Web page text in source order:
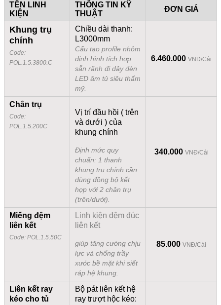
TÊN LINH
KIỆN
THÔNG TIN KỸ
THUẬT
ĐƠN GIÁ
Khung trụ
chính
Code:
POL.1.5.3800.C
Chiều dài thanh:
L3000mm
Cấu tạo profile nhôm
định hình tích hợp
sẵn rãnh đi dây đèn
LED âm tủ siêu thẩm
mỹ.
6.460.000 VNĐ/Cái
Chân trụ
Code:
POL.1.5.200C
Vị trí đầu hồi ( trên
và dưới ) của
khung chính
Định mức quy
chuẩn: 1 thanh
khung trụ chính cần
dùng đồng bộ kết
hợp với 2 chân trụ
(trên/dưới).
340.000 VNĐ/Cái
Miếng đệm
liên kết
Code: POL.1.5.50C
Linh kiện đệm đúc
liên kết
giúp tăng cường chịu
lực và chống trầy
xước bề mặt khi siết
ráp hệ khung.
85.000 VNĐ/Cái
Liên kết ray
kéo cho tủ
Bộ pát liên kết hệ
ray trượt hộc kéo: